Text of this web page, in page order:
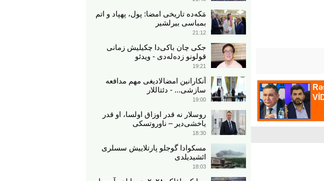
مَکه‌ده تاریخی امضا: پول، پهپاد و اتم
بمباسی بیرلشیر
21:12
جکی چان باکی‌دا چکیلیش زمانی
قولونو زده‌له‌دی - ویدئو
19:21
آنکارانین امضالادیغی مهم مدافعه
سازشی... - دئتاللار
19:00
روسلار نه قدر اوزاق اولسا، او قدر
یاخشی‌دیر – ناوروتسکی
18:30
مسکوادا گوجلو پارتلاییش سسلری
ائشیدیلدی
18:03